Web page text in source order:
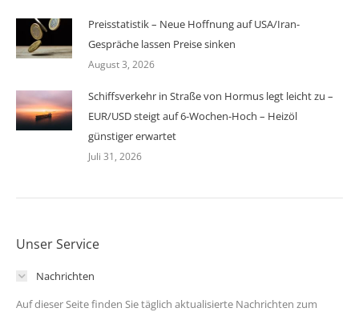
Preisstatistik – Neue Hoffnung auf USA/Iran-
Gespräche lassen Preise sinken
August 3, 2026
Schiffsverkehr in Straße von Hormus legt leicht zu –
EUR/USD steigt auf 6-Wochen-Hoch – Heizöl
günstiger erwartet
Juli 31, 2026
Unser Service
Nachrichten
Auf dieser Seite finden Sie täglich aktualisierte Nachrichten zum